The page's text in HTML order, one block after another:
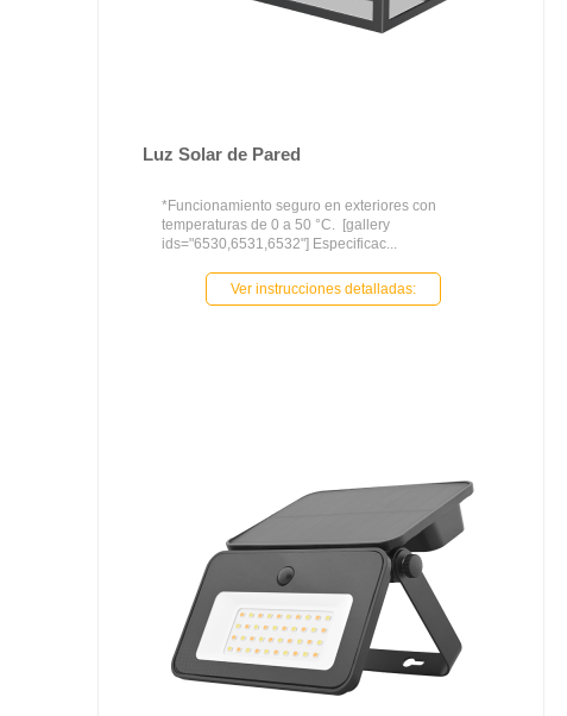
Luz Solar de Pared
*Funcionamiento seguro en exteriores con
temperaturas de 0 a 50 °C. [gallery
ids="6530,6531,6532"] Especificac...
Ver instrucciones detalladas: